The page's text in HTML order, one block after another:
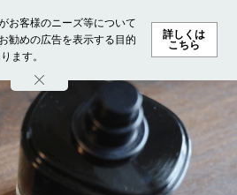
お客様のニーズ等について
勧めの広告を表示する目的
ます。
詳しくは
こちら
ランキング ファッション ビューテ